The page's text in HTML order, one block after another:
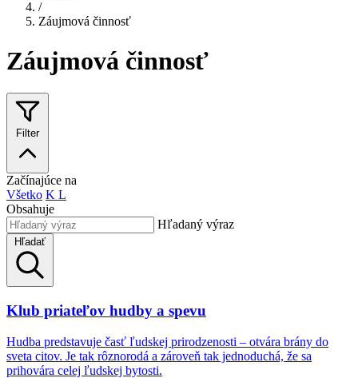
/
Záujmová činnosť
Záujmová činnosť
Filter
Začínajúce na
Všetko K L
Obsahuje
Hľadaný výraz
Hľadať
Klub priateľov hudby a spevu
Hudba predstavuje časť ľudskej prirodzenosti – otvára brány do
sveta citov. Je tak rôznorodá a zároveň tak jednoduchá, že sa
prihovára celej ľudskej bytosti.